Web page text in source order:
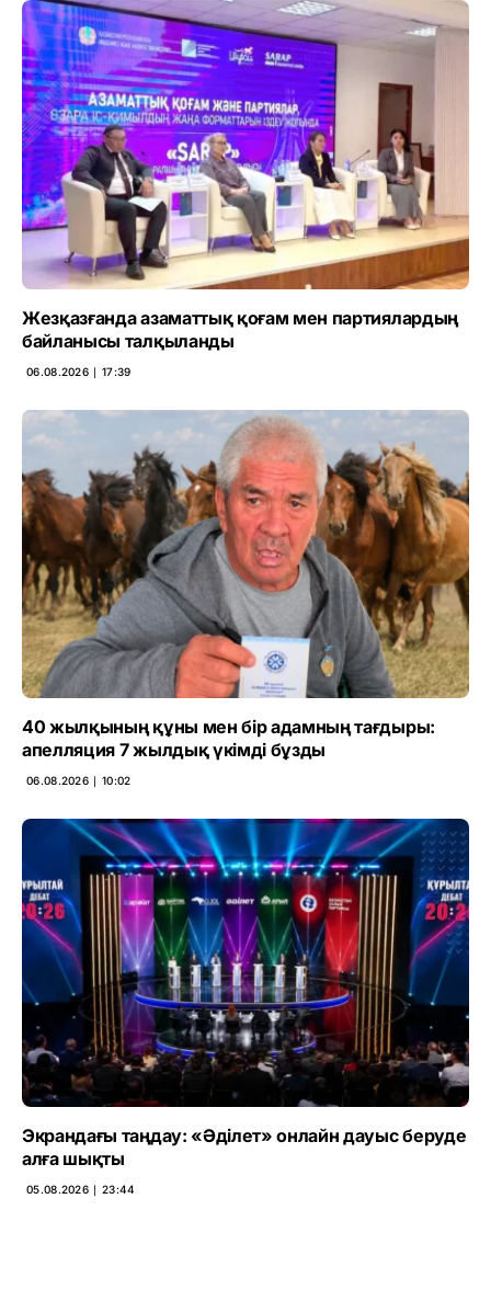
Жезқазғанда азаматтық қоғам мен партиялардың
байланысы талқыланды
06.08.2026 ∣ 17:39
40 жылқының құны мен бір адамның тағдыры:
апелляция 7 жылдық үкімді бұзды
06.08.2026 ∣ 10:02
Экрандағы таңдау: «Әділет» онлайн дауыс беруде
алға шықты
05.08.2026 ∣ 23:44